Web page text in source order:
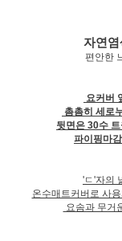
자연
편안한
요커버
촘촘히 세로
뒷면은 30수
파이핑마
'ㄷ'자의
온수매트커버로 사
요솜과 무거